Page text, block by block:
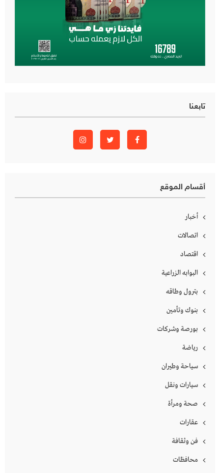
تابعنا
أقسام الموقع
أخبار
اتصالات
اقتصاد
البوابه الزراعية
بترول وطاقه
بنوك وتأمين
بورصة وشركات
رياضة
سياحة وطيران
سيارات ونقل
صحة ومرأة
عقارات
فن وثقافة
محافظات